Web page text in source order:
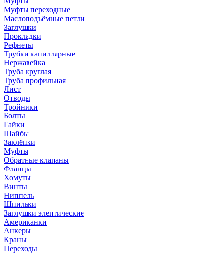
Муфты переходные
Маслоподъёмные петли
Заглушки
Прокладки
Рефнеты
Трубки капиллярные
Нержавейка
Труба круглая
Труба профильная
Лист
Отводы
Тройники
Болты
Гайки
Шайбы
Заклёпки
Муфты
Обратные клапаны
Фланцы
Хомуты
Винты
Ниппель
Шпильки
Заглушки элептические
Американки
Анкеры
Краны
Переходы